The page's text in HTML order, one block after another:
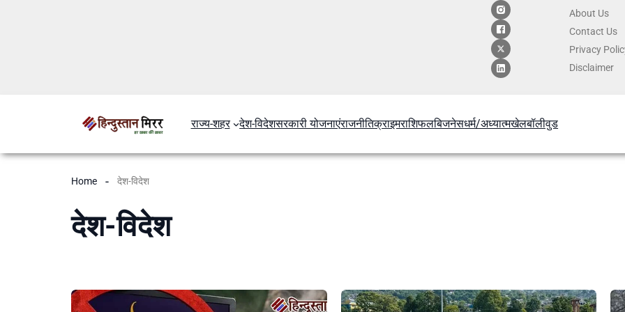
About Us
Contact Us
Privacy
Disclaimer
राज्य-शहर देश-विदेशसरकारी योजनाएंराजनीतिक्राइमराशिफलबिजनेसधर्म/अध्यात्मखेलबॉलीवुड
Home देश-विदेश
देश-विदेश